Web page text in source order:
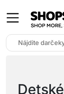
Detské